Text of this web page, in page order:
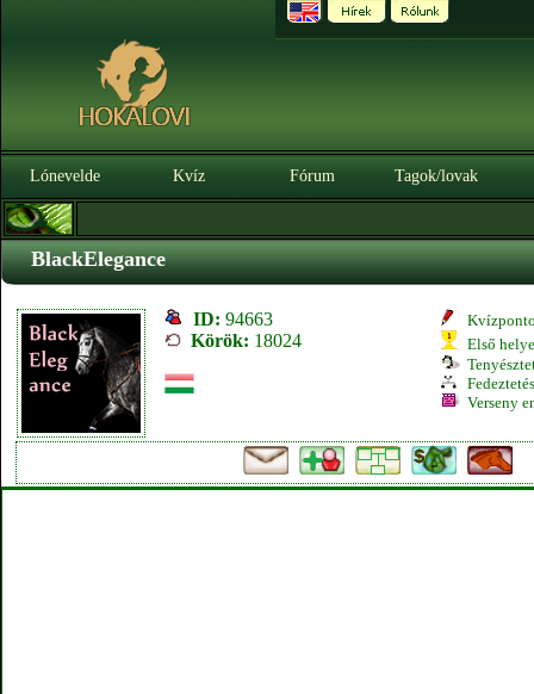
Lónevelde Kvíz Fórum Tagok/lovak
BlackElegance
ID: 94663
Körök: 18024
Első
Verseny